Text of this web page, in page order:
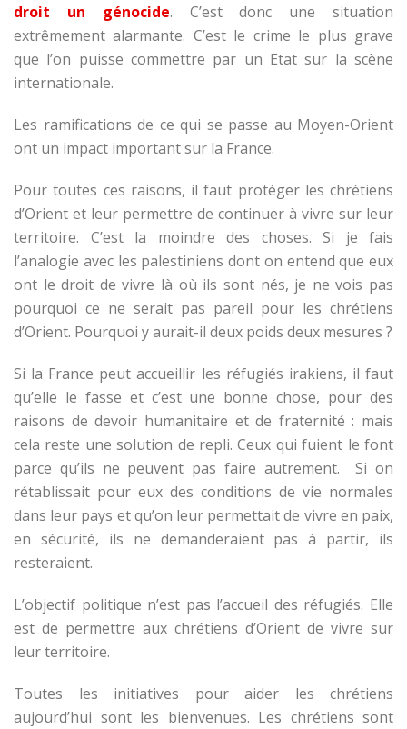
droit un génocide. C’est donc une situation
extrêmement alarmante. C’est le crime le plus grave
que l’on puisse commettre par un Etat sur la scène
internationale.
Les ramifications de ce qui se passe au Moyen-Orient
ont un impact important sur la France.
Pour toutes ces raisons, il faut protéger les chrétiens
d’Orient et leur permettre de continuer à vivre sur leur
territoire. C’est la moindre des choses. Si je fais
l’analogie avec les palestiniens dont on entend que eux
ont le droit de vivre là où ils sont nés, je ne vois pas
pourquoi ce ne serait pas pareil pour les chrétiens
d’Orient. Pourquoi y aurait-il deux poids deux mesures ?
Si la France peut accueillir les réfugiés irakiens, il faut
qu’elle le fasse et c’est une bonne chose, pour des
raisons de devoir humanitaire et de fraternité : mais
cela reste une solution de repli. Ceux qui fuient le font
parce qu’ils ne peuvent pas faire autrement. Si on
rétablissait pour eux des conditions de vie normales
dans leur pays et qu’on leur permettait de vivre en paix,
en sécurité, ils ne demanderaient pas à partir, ils
resteraient.
L’objectif politique n’est pas l’accueil des réfugiés. Elle
est de permettre aux chrétiens d’Orient de vivre sur
leur territoire.
Toutes les initiatives pour aider les chrétiens
aujourd’hui sont les bienvenues. Les chrétiens sont